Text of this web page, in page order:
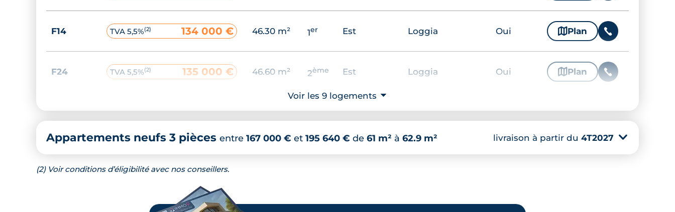
F14 TVA 5,5%(2) 134 000 € 46.30 m² 1er Est Loggia Oui 🗞 Plan 📞
F24 TVA 5,5%(2) 135 000 € 46.60 m² 2ème Est Loggia Oui 🗞Plan 📞
F33 TVA 5,5%(2) 135 000 € 47.00 m² 3ème Nord Loggia Oui 🗞Plan 📞
F04 TVA 5,5% 136 000 € 46.00 m² RDC Est Terrasse Oui 🗞Plan 📞
Voir les 9 logements ⮟
Appartements neufs 3 pièces entre 167 000 € et 195 640 € de 61 m² à 62.9 m² livraison à partir du 4T2027 ▾
(2) Voir conditions d’éligibilité avec nos conseillers.